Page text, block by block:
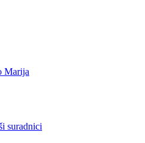
Marija
suradnici